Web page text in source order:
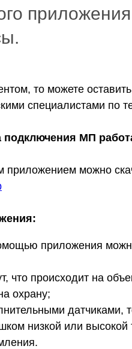
то можете
специалистами по
МП
можно
приложения
что происходит на
охрану;
датчиками,
низкой или